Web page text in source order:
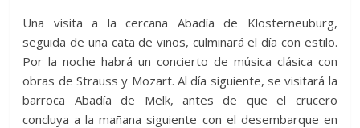
Una visita a la cercana Abadía de Klosterneuburg,
seguida de una cata de vinos, culminará el día con estilo.
Por la noche habrá un concierto de música clásica con
obras de Strauss y Mozart. Al día siguiente, se visitará la
barroca Abadía de Melk, antes de que el crucero
concluya a la mañana siguiente con el desembarque en